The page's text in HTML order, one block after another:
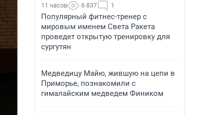
11 часов 6 837 1
Популярный фитнес-тренер с
мировым именем Света Ракета
проведет открытую тренировку для
сургутян
Медведицу Майю, жившую на цепи в
Приморье, познакомили с
гималайским медведем Фиником